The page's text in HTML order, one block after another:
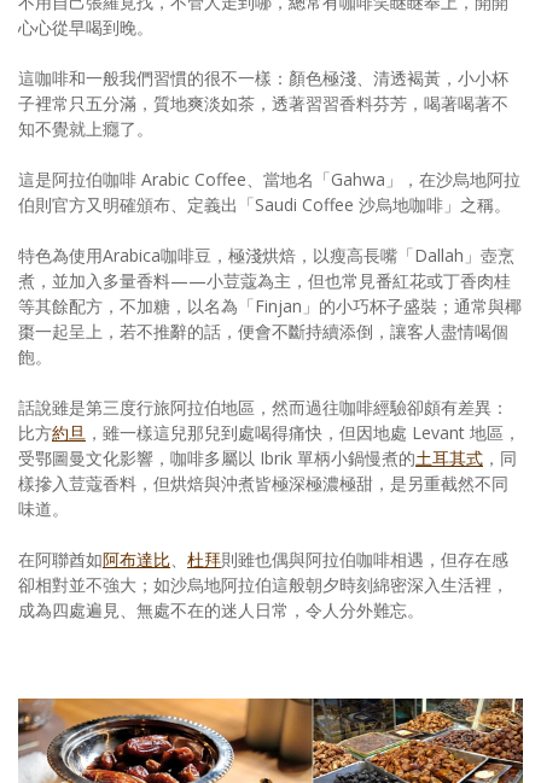
媒體報導一覽
合作與代言
訂閱電子報
心心從早喝到晚。
這咖啡和一般我們習慣的很不一樣：顏色極淺、清透褐黃，小小杯
子裡常只五分滿，質地爽淡如茶，透著習習香料芬芳，喝著喝著不
知不覺就上癮了。
這是阿拉伯咖啡 Arabic Coffee、當地名「Gahwa」，在沙烏地阿拉
伯則官方又明確頒布、定義出「Saudi Coffee 沙烏地咖啡」之稱。
特色為使用Arabica咖啡豆，極淺烘焙，以瘦高長嘴「Dallah」壺烹
煮，並加入多量香料——小荳蔻為主，但也常見番紅花或丁香肉桂
等其餘配方，不加糖，以名為「Finjan」的小巧杯子盛裝；通常與椰
棗一起呈上，若不推辭的話，便會不斷持續添倒，讓客人盡情喝個
飽。
話說雖是第三度行旅阿拉伯地區，然而過往咖啡經驗卻頗有差異：
比方約旦 ，雖一樣這兒那兒到處喝得痛快，但因地處 Levant 地區，
受鄂圖曼文化影響，咖啡多屬以 Ibrik 單柄小鍋慢煮的土耳其式 ，同
樣摻入荳蔻香料，但烘焙與沖煮皆極深極濃極甜，是另重截然不同
味道。
在阿聯酋如阿布達比、 杜拜則雖也偶與阿拉伯咖啡相遇，但存在感
卻相對並不強大；如沙烏地阿拉伯這般朝夕時刻綿密深入生活裡，
成為四處遍見、無處不在的迷人日常，令人分外難忘。